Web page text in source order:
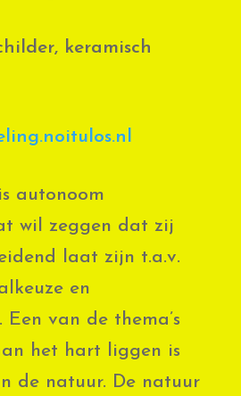
keramisch
autonoom
wil zeggen dat zij
laat zijn t.a.v.
en
Een van de thema’s
het hart liggen is
de natuur. De natuur